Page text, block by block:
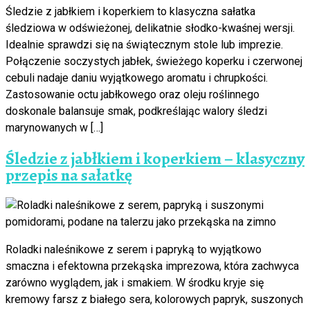
Śledzie z jabłkiem i koperkiem to klasyczna sałatka
śledziowa w odświeżonej, delikatnie słodko-kwaśnej wersji.
Idealnie sprawdzi się na świątecznym stole lub imprezie.
Połączenie soczystych jabłek, świeżego koperku i czerwonej
cebuli nadaje daniu wyjątkowego aromatu i chrupkości.
Zastosowanie octu jabłkowego oraz oleju roślinnego
doskonale balansuje smak, podkreślając walory śledzi
marynowanych w […]
Śledzie z jabłkiem i koperkiem – klasyczny
przepis na sałatkę
Roladki naleśnikowe z serem i papryką to wyjątkowo
smaczna i efektowna przekąska imprezowa, która zachwyca
zarówno wyglądem, jak i smakiem. W środku kryje się
kremowy farsz z białego sera, kolorowych papryk, suszonych